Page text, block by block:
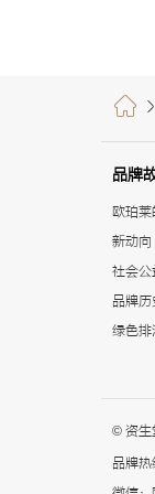
品牌
欧珀
新动向
社会公
品牌历
绿色排
© 资生
品牌热